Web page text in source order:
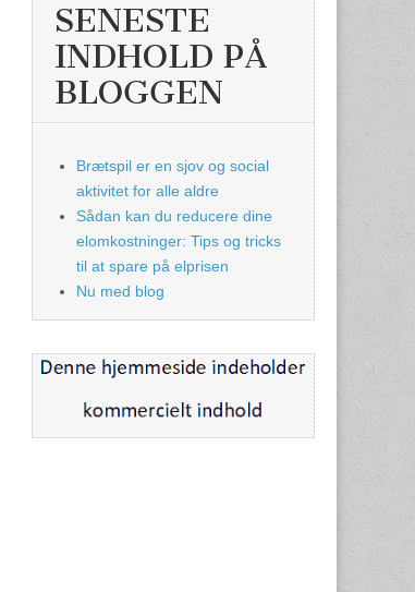
SENESTE
INDHOLD PÅ
BLOGGEN
Brætspil er en sjov og social
aktivitet for alle aldre
Sådan kan du reducere dine
elomkostninger: Tips og tricks
til at spare på elprisen
Nu med blog